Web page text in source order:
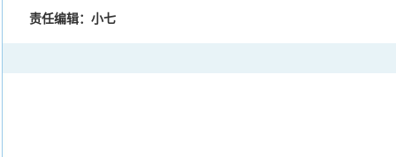
责任编辑：小七